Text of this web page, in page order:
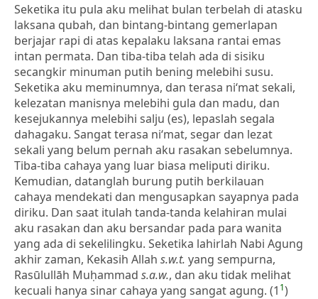
Seketika itu pula aku melihat bulan terbelah di atasku
laksana qubah, dan bintang-bintang gemerlapan
berjajar rapi di atas kepalaku laksana rantai emas
intan permata. Dan tiba-tiba telah ada di sisiku
secangkir minuman putih bening melebihi susu.
Seketika aku meminumnya, dan terasa ni‘mat sekali,
kelezatan manisnya melebihi gula dan madu, dan
kesejukannya melebihi salju (es), lepaslah segala
dahagaku. Sangat terasa ni‘mat, segar dan lezat
sekali yang belum pernah aku rasakan sebelumnya.
Tiba-tiba cahaya yang luar biasa meliputi diriku.
Kemudian, datanglah burung putih berkilauan
cahaya mendekati dan mengusapkan sayapnya pada
diriku. Dan saat itulah tanda-tanda kelahiran mulai
aku rasakan dan aku bersandar pada para wanita
yang ada di sekelilingku. Seketika lahirlah Nabi Agung
akhir zaman, Kekasih Allah s.w.t. yang sempurna,
Rasūlullāh Muḥammad s.a.w., dan aku tidak melihat
kecuali hanya sinar cahaya yang sangat agung. (1 1)